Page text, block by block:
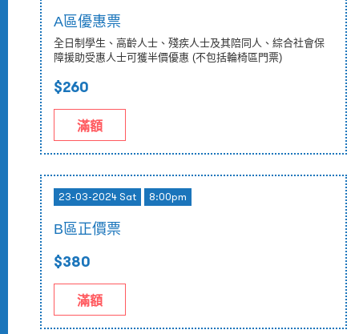
A區優惠票
全日制學生、高齡人士、殘疾人士及其陪同人、綜合社會保
障援助受惠人士可獲半價優惠 (不包括輪椅區門票)
$260
滿額
23-03-2024 Sat 8:00pm
B區正價票
$380
滿額